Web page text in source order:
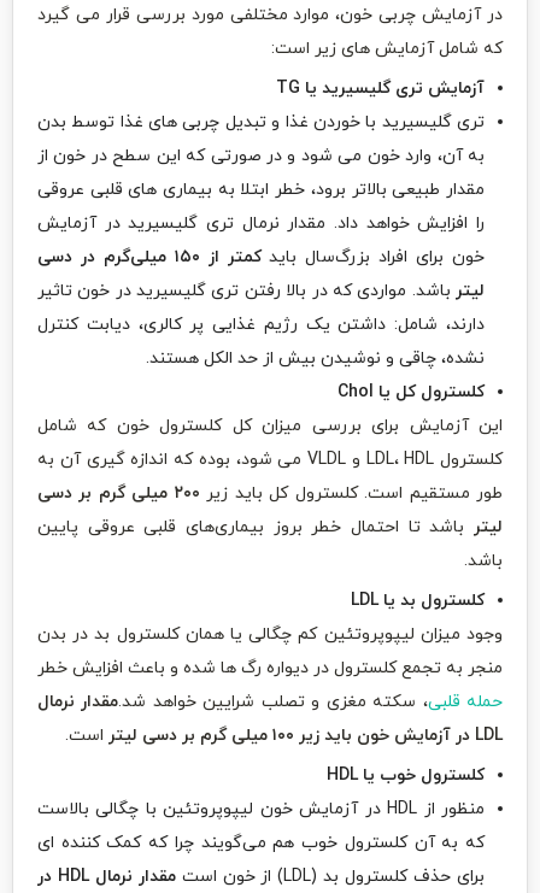
در آزمایش چربی خون، موارد مختلفی مورد بررسی قرار می گیرد
که شامل آزمایش های زیر است:
آزمایش تری گلیسیرید یا TG
تری گلیسیرید با خوردن غذا و تبدیل چربی های غذا توسط بدن
به آن، وارد خون می شود و در صورتی که این سطح در خون از
مقدار طبیعی بالاتر برود، خطر ابتلا به بیماری های قلبی عروقی
را افزایش خواهد داد. مقدار نرمال تری گلیسیرید در آزمایش
خون برای افراد بزرگ‌سال باید
کمتر از ۱۵۰ میلی‌گرم در دسی
لیتر باشد. مواردی که در بالا رفتن تری گلیسیرید در خون تاثیر
دارند، شامل: داشتن یک رژیم غذایی پر کالری، دیابت کنترل
نشده، چاقی و نوشیدن بیش از حد الکل هستند.
کلسترول کل یا Chol
این آزمایش برای بررسی میزان کل کلسترول خون که شامل
کلسترول LDL، HDL و VLDL می شود، بوده که اندازه گیری آن به
طور مستقیم است. کلسترول کل باید زیر
۲۰۰ میلی گرم بر دسی
لیتر باشد تا احتمال خطر بروز بیماری‌های قلبی عروقی پایین
باشد.
کلسترول بد یا LDL
وجود میزان لیپوپروتئین کم چگالی یا همان کلسترول بد در بدن
منجر به تجمع کلسترول در دیواره رگ ها شده و باعث افزایش خطر
حمله قلبی، سکته مغزی و تصلب شرایین خواهد شد.مقدار نرمال
LDL در آزمایش خون باید زیر ۱۰۰ میلی گرم بر دسی لیتر
است.
کلسترول خوب یاHDL
منظور از HDL در آزمایش خون لیپوپروتئین با چگالی بالاست
که به آن کلسترول خوب هم می‌گویند چرا که کمک کننده ای
برای حذف کلسترول بد (LDL) از خون است
مقدار نرمال HDL در